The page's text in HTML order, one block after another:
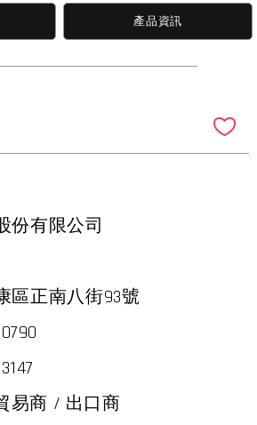
產品資訊
份有限公司
區正南八街93號
易商 / 出口商